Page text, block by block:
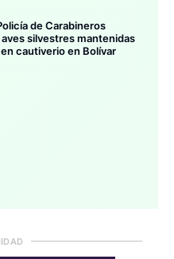
de Carabineros
silvestres mantenidas
cautiverio en Bolívar